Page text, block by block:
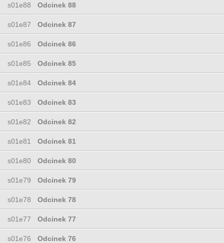
s01e88 Odcinek 88
s01e87 Odcinek 87
s01e86 Odcinek 86
s01e85 Odcinek 85
s01e84 Odcinek 84
s01e83 Odcinek 83
s01e82 Odcinek 82
s01e81 Odcinek 81
s01e80 Odcinek 80
s01e79 Odcinek 79
s01e78 Odcinek 78
s01e77 Odcinek 77
s01e76 Odcinek 76